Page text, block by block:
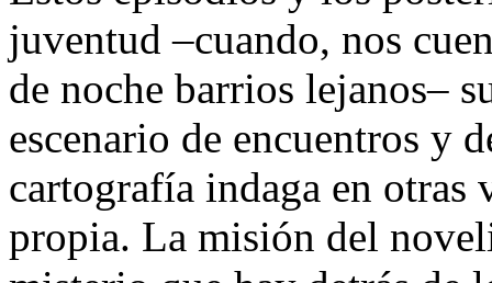
juventud –cuando, nos
de noche barrios lejanos–
escenario de encuentros y
cartografía indaga en otras
propia. La misión del